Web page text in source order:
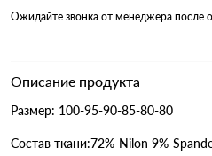
Ожидайте звонка от менеджера после
Описание продукта
Размер: 100-95-90-85-80-80
Состав ткани:72%-Nilon 9%-